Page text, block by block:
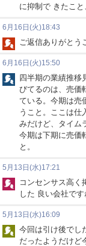
に抑制で きたこ
6月16日(火)18:43
ご返信ありがとう
6月16日(火)15:50
四半期の業績推移
びてるのは、売価
ている。今期は売
うこと。ここは仕
みだけど、タイム
今期は下期に売価
と。
5月13日(水)17:21
コンセンサス高く
した 良い会社です
5月13日(水)16:09
今回は引け後でし
だったようだけど